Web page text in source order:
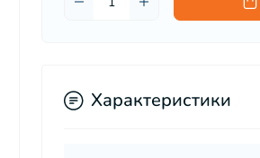
Характеристики